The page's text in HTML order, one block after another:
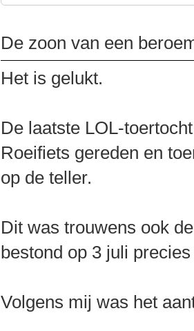
De zoon van een
Het is gelukt.
De laatste LOL-
Roeifiets gereden en
op de teller.
Dit was trouwens ook
bestond op 3 juli
Volgens mij was het